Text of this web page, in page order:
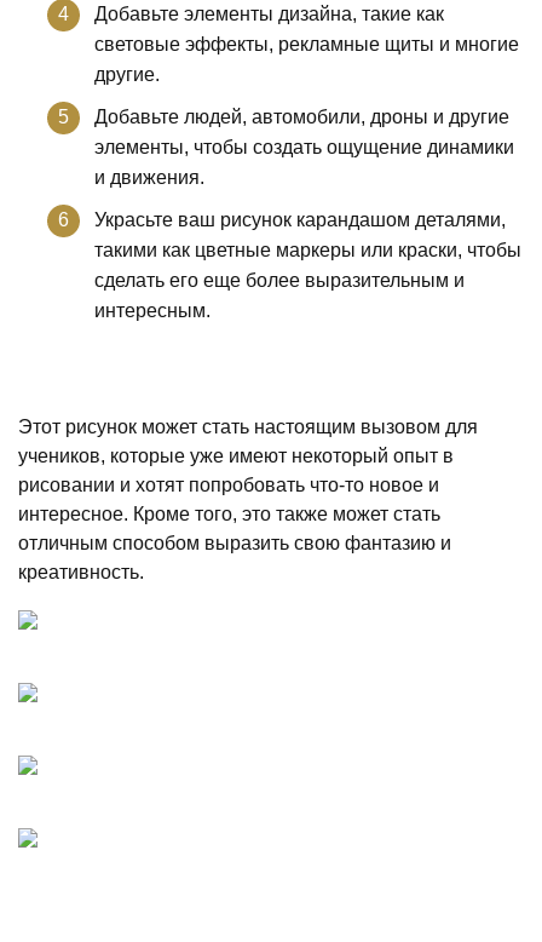
Добавьте элементы дизайна, такие как
световые эффекты, рекламные щиты и многие
другие.
Добавьте людей, автомобили, дроны и другие
элементы, чтобы создать ощущение динамики
и движения.
Украсьте ваш рисунок карандашом деталями,
такими как цветные маркеры или краски, чтобы
сделать его еще более выразительным и
интересным.
Этот рисунок может стать настоящим вызовом для
учеников, которые уже имеют некоторый опыт в
рисовании и хотят попробовать что-то новое и
интересное. Кроме того, это также может стать
отличным способом выразить свою фантазию и
креативность.